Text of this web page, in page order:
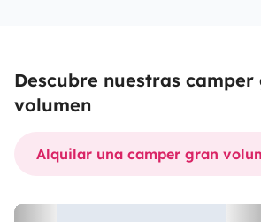
Descubre nuestras camper
volumen
Alquilar una camper gran